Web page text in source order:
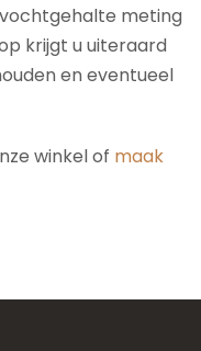
meting
krijgt u uiteraard
en eventueel
winkel of maak